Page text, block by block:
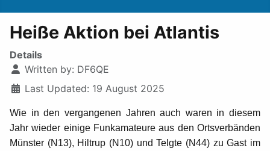
Heiße Aktion bei Atlantis
Details
Written by: DF6QE
Last Updated: 19 August 2025
Wie in den vergangenen Jahren auch waren in diesem
Jahr wieder einige Funkamateure aus den Ortsverbänden
Münster (N13), Hiltrup (N10) und Telgte (N44) zu Gast im